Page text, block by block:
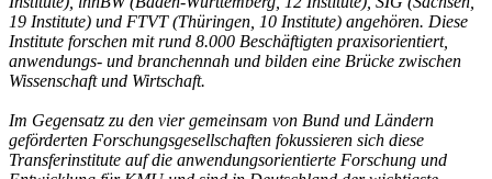
19 Institute) und FTVT (Thüringen, 10 Institute) angehören. Diese
Institute forschen mit rund 8.000 Beschäftigten praxisorientiert,
anwendungs- und branchennah und bilden eine Brücke zwischen
Wissenschaft und Wirtschaft.
Im Gegensatz zu den vier gemeinsam von Bund und Ländern
geförderten Forschungsgesellschaften fokussieren sich diese
Transferinstitute auf die anwendungsorientierte Forschung und